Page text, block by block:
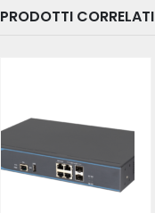
PRODOTTI CORRELATI